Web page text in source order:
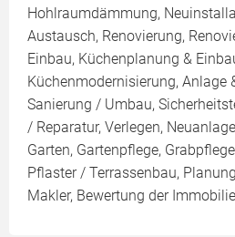
Hohlraumdämmung,
Austausch, Renovierung,
Einbau, Küchenplanung &
Küchenmodernisierung, Anlage
Sanierung / Umbau,
/ Reparatur, Verlegen,
Garten, Gartenpflege,
Pflaster / Terrassenbau,
Makler, Bewertung der